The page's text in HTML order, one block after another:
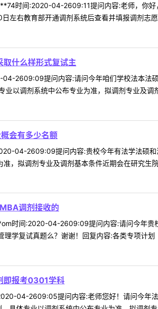
时间:2020-04-2609:11提问内容:老师，你
左右教育部开通调剂系统后查看并填报调剂志
什么样形式复试主
2609:09提问内容:请问今年咱们学校法本法
业以调剂系统中公布专业为准，拟调剂专业及调
会有多少名额
04-2609:09提问内容:贵校今年有法学法硕
，拟调剂专业及调剂基本条件近期会在研究生
调剂接收的
时间:2020-04-2609:09提问内容:请问今年贵
学复试真题么？谢谢！回复内容:各类专项计划
即报考0301学科
04-2609:05提问内容:老师您好！请问今年